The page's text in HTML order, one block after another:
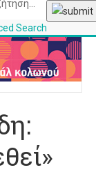
Search